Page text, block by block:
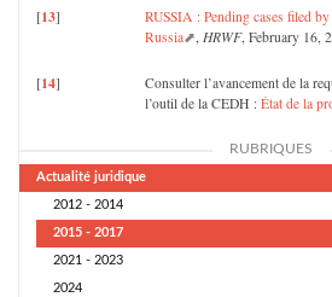
[13]
RUSSIA : Pending cases filed
Russia
HRWF, February 16,
[14]
Consulter l’avancement de la
l’outil de la CEDH : État de la
RUBRIQUES
Actualité juridique
2012 - 2014
2015 - 2017
2021 - 2023
2024